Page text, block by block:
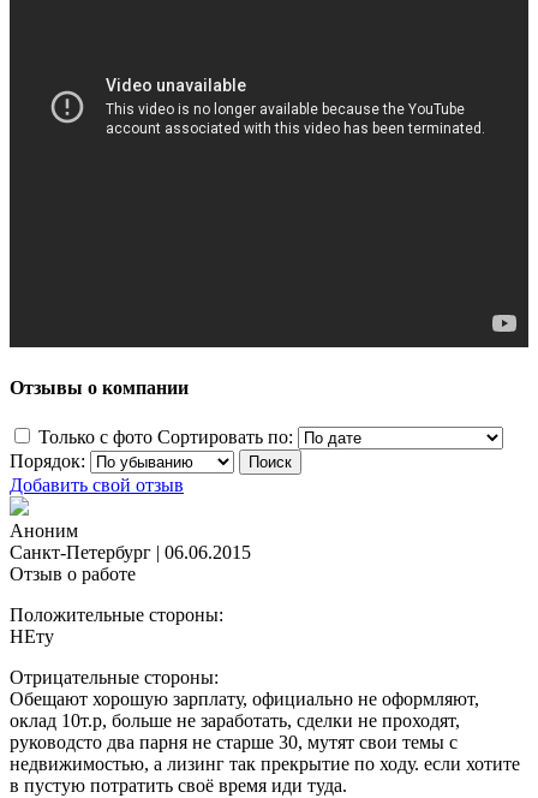
Отзывы о компании
Только с фото Сортировать по:
Порядок:
Добавить свой отзыв
Аноним
Санкт-Петербург | 06.06.2015
Отзыв о работе
Положительные стороны:
НЕту
Отрицательные стороны:
Обещают хорошую зарплату, официально не оформляют,
оклад 10т.р, больше не заработать, сделки не проходят,
руководсто два парня не старше 30, мутят свои темы с
недвижимостью, а лизинг так прекрытие по ходу. если хотите
в пустую потратить своё время иди туда.